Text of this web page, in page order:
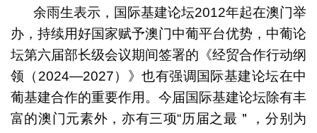
余雨生表示，国际基建论坛2012年起在澳门举
办，持续用好国家赋予澳门中葡平台优势，中葡论
坛第六届部长级会议期间签署的《经贸合作行动纲
领（2024—2027）》也有强调国际基建论坛在中
葡基建合作的重要作用。今届国际基建论坛除有丰
富的澳门元素外，亦有三项“历届之最＂，分别为